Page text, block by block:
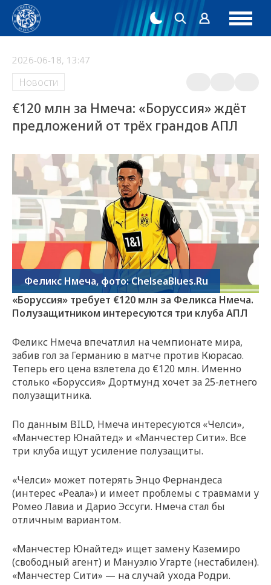
2026-06-18, 13:47
Новости
€120 млн за Нмеча: «Боруссия» ждёт
предложений от трёх грандов АПЛ
Феликс Нмеча, фото: ChelseaBlues.Ru
«Боруссия» требует €120 млн за Феликса Нмеча.
Полузащитником интересуются три клуба АПЛ
Феликс Нмеча впечатлил на чемпионате мира,
забив гол за Германию в матче против Кюрасао.
Теперь его цена взлетела до €120 млн. Именно
столько «Боруссия» Дортмунд хочет за 25-летнего
полузащитника.
По данным BILD, Нмеча интересуются «Челси»,
«Манчестер Юнайтед» и «Манчестер Сити». Все
три клуба ищут усиление полузащиты.
«Челси» может потерять Энцо Фернандеса
(интерес «Реала») и имеет проблемы с травмами у
Ромео Лавиа и Дарио Эссуги. Нмеча стал бы
отличным вариантом.
«Манчестер Юнайтед» ищет замену Каземиро
(свободный агент) и Мануэлю Угарте (нестабилен).
«Манчестер Сити» — на случай ухода Родри.